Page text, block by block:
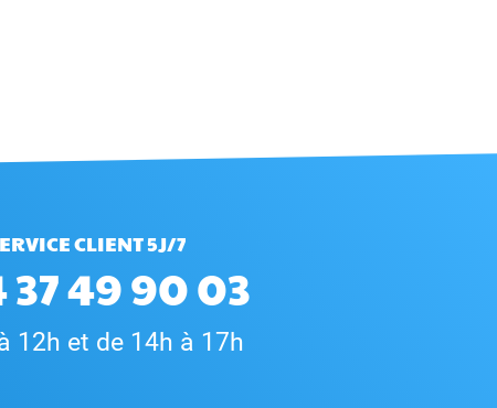
CLIENT 5J/7
49 90 03
12h et de 14h à 17h